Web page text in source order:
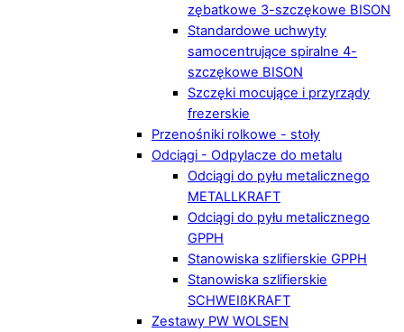
zębatkowe 3-szczękowe BISON
Standardowe uchwyty
samocentrujące spiralne 4-
szczękowe BISON
Szczęki mocujące i przyrządy
frezerskie
Przenośniki rolkowe - stoły
Odciągi - Odpylacze do metalu
Odciągi do pyłu metalicznego
METALLKRAFT
Odciągi do pyłu metalicznego
GPPH
Stanowiska szlifierskie GPPH
Stanowiska szlifierskie
SCHWEIßKRAFT
Zestawy PW WOLSEN